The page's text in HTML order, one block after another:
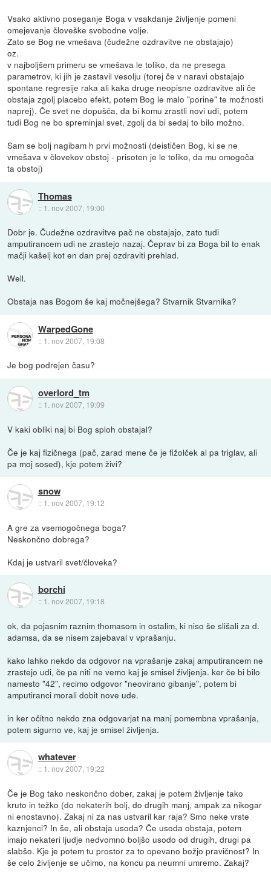
Vsako aktivno poseganje Boga v vsakdanje življenje pomeni
omejevanje človeške svobodne volje.
Zato se Bog ne vmešava (čudežne ozdravitve ne obstajajo)
oz.
v najboljšem primeru se vmešava le toliko, da ne presega
parametrov, ki jih je zastavil vesolju (torej če v naravi obstajajo
spontane regresije raka ali kaka druge neopisne ozdravitve ali če
obstaja zgolj placebo efekt, potem Bog le malo "porine" te možnosti
naprej). Če svet ne dopušča, da bi komu zrastli novi udi, potem
tudi Bog ne bo spreminjal svet, zgolj da bi sedaj to bilo možno.
Sam se bolj nagibam h prvi možnosti (deističen Bog, ki se ne
vmešava v človekov obstoj - prisoten je le toliko, da mu omogoča
ta obstoj)
Thomas
:: 1. nov 2007, 19:00
Dobr je. Čudežne ozdravitve pač ne obstajajo, zato tudi
amputirancem udi ne zrastejo nazaj. Čeprav bi za Boga bil to enak
mačji kašelj kot en dan prej ozdraviti prehlad.
Well.
Obstaja nas Bogom še kaj močnejšega? Stvarnik Stvarnika?
WarpedGone
:: 1. nov 2007, 19:08
Je bog podrejen času?
overlord_tm
:: 1. nov 2007, 19:09
V kaki obliki naj bi Bog sploh obstajal?
Če je kaj fizičnega (pač, zarad mene če je fižolček al pa triglav, ali
pa moj sosed), kje potem živi?
snow
:: 1. nov 2007, 19:12
A gre za vsemogočnega boga?
Neskončno dobrega?
Kdaj je ustvaril svet/človeka?
borchi
:: 1. nov 2007, 19:18
ok, da pojasnim raznim thomasom in ostalim, ki niso še slišali za d.
adamsa, da se nisem zajebaval v vprašanju.
kako lahko nekdo da odgovor na vprašanje zakaj amputirancem ne
zrastejo udi, če pa niti ne vemo kaj je smisel življenja. ker če bi bilo
namesto "42", recimo odgovor "neovirano gibanje", potem bi
amputiranci morali dobit nove ude.
in ker očitno nekdo zna odgovarjat na manj pomembna vprašanja,
potem sigurno ve, kaj je smisel življenja.
whatever
:: 1. nov 2007, 19:22
Če je Bog tako neskončno dober, zakaj je potem življenje tako
kruto in težko (do nekaterih bolj, do drugih manj, ampak za nikogar
ni enostavno). Zakaj ni za nas ustvaril kar raja? Smo neke vrste
kaznjenci? In še, ali obstaja usoda? Če usoda obstaja, potem
imajo nekateri ljudje nedvomno boljšo usodo od drugih, drugi pa
slabšo. Kje je potem tu prostor za to opevano božjo pravičnost? In
še celo življenje se učimo, na koncu pa neumni umremo. Zakaj?